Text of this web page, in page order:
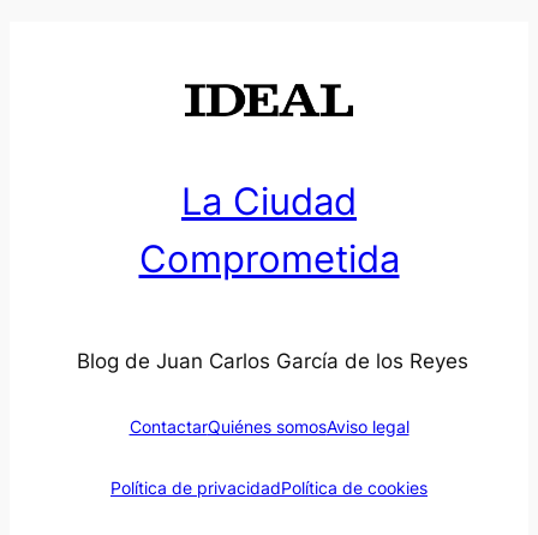
La Ciudad
Comprometida
Blog de Juan Carlos García de los Reyes
ContactarQuiénes somosAviso legal
Política de privacidadPolítica de cookies